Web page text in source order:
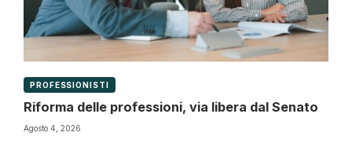
PROFESSIONISTI
Riforma delle professioni, via libera dal Senato
Agosto 4, 2026